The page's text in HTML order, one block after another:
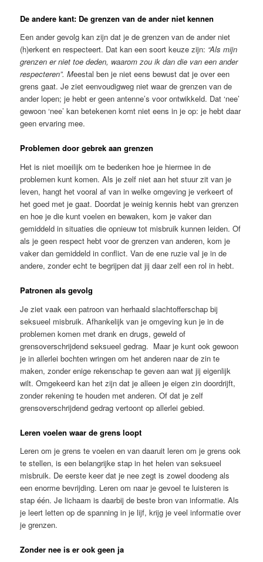
De andere kant: De grenzen van de ander niet kennen
Een ander gevolg kan zijn dat je de grenzen van de ander niet
(h)erkent en respecteert. Dat kan een soort keuze zijn: “Als mijn
grenzen er niet toe deden, waarom zou ik dan die van een ander
respecteren”. Meestal ben je niet eens bewust dat je over een
grens gaat. Je ziet eenvoudigweg niet waar de grenzen van de
ander lopen; je hebt er geen antenne’s voor ontwikkeld. Dat ‘nee’
gewoon ‘nee’ kan betekenen komt niet eens in je op: je hebt daar
geen ervaring mee.
Problemen door gebrek aan grenzen
Het is niet moeilijk om te bedenken hoe je hiermee in de
problemen kunt komen. Als je zelf niet aan het stuur zit van je
leven, hangt het vooral af van in welke omgeving je verkeert of
het goed met je gaat. Doordat je weinig kennis hebt van grenzen
en hoe je die kunt voelen en bewaken, kom je vaker dan
gemiddeld in situaties die opnieuw tot misbruik kunnen leiden. Of
als je geen respect hebt voor de grenzen van anderen, kom je
vaker dan gemiddeld in conflict. Van de ene ruzie val je in de
andere, zonder echt te begrijpen dat jij daar zelf een rol in hebt.
Patronen als gevolg
Je ziet vaak een patroon van herhaald slachtofferschap bij
seksueel misbruik. Afhankelijk van je omgeving kun je in de
problemen komen met drank en drugs, geweld of
grensoverschrijdend seksueel gedrag. Maar je kunt ook gewoon
je in allerlei bochten wringen om het anderen naar de zin te
maken, zonder enige rekenschap te geven aan wat jij eigenlijk
wilt. Omgekeerd kan het zijn dat je alleen je eigen zin doordrijft,
zonder rekening te houden met anderen. Of dat je zelf
grensoverschrijdend gedrag vertoont op allerlei gebied.
Leren voelen waar de grens loopt
Leren om je grens te voelen en van daaruit leren om je grens ook
te stellen, is een belangrijke stap in het helen van seksueel
misbruik. De eerste keer dat je nee zegt is zowel doodeng als
een enorme bevrijding. Leren om naar je gevoel te luisteren is
stap één. Je lichaam is daarbij de beste bron van informatie. Als
je leert letten op de spanning in je lijf, krijg je veel informatie over
je grenzen.
Zonder nee is er ook geen ja